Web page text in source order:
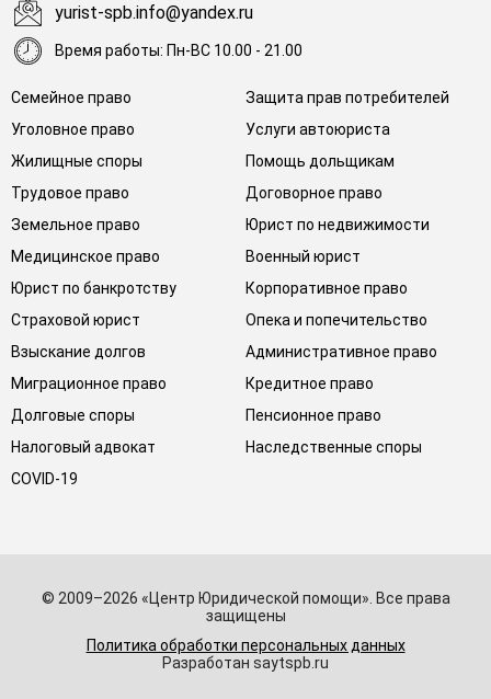
Семейное право
Защита прав потребителей
Уголовное право
Услуги автоюриста
Жилищные споры
Помощь дольщикам
Трудовое право
Договорное право
Земельное право
Юрист по недвижимости
Медицинское право
Военный юрист
Юрист по банкротству
Корпоративное право
Страховой юрист
Опека и попечительство
Взыскание долгов
Административное право
Миграционное право
Кредитное право
Долговые споры
Пенсионное право
Налоговый адвокат
Наследственные споры
COVID-19
yurist-spb.info@yandex.ru
Время работы: Пн-ВС 10.00 - 21.00
© 2009–2026 «Центр Юридической помощи». Все права
защищены
Политика обработки персональных данных
Разработан saytspb.ru